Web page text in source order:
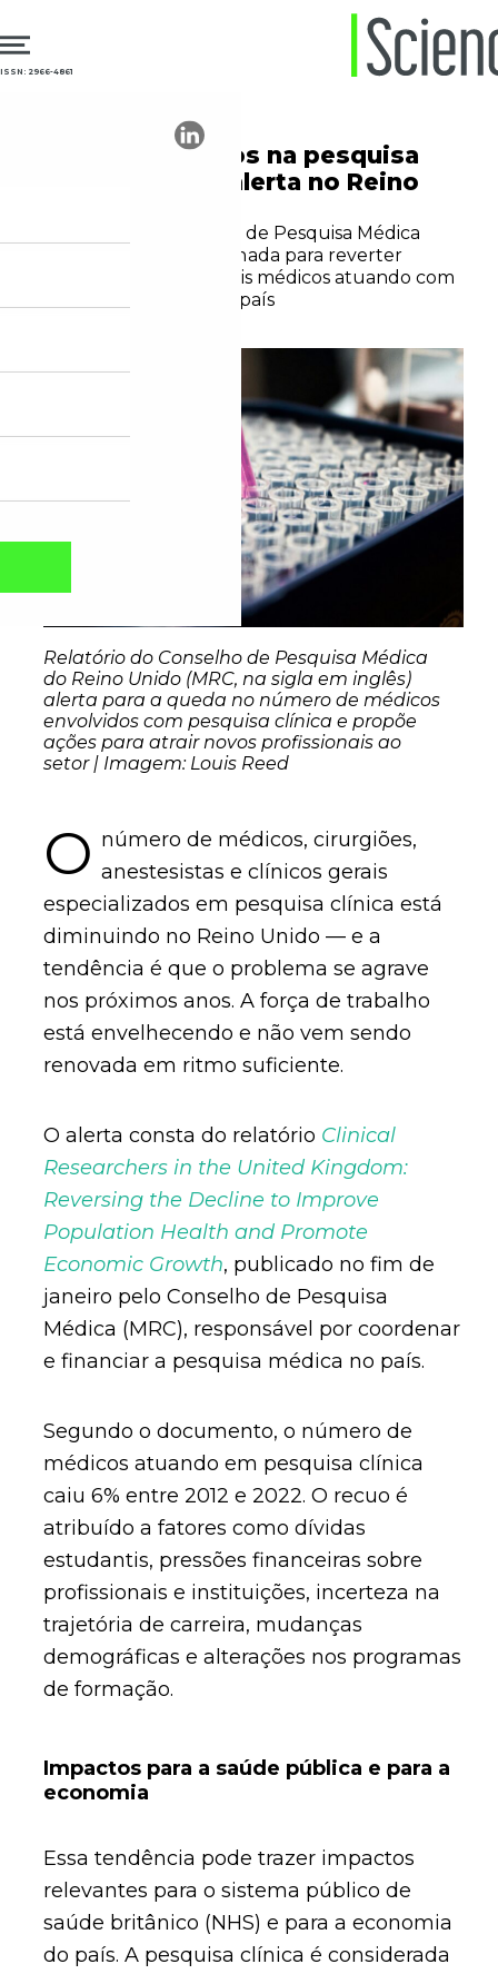
ISSN: 2966-4861
Pesquisa clínica
Falta de médicos na pesquisa
clínica acende alerta no Reino
Relatório do Conselho de Pesquisa Médica
defende ação coordenada para reverter
declínio de profissionais médicos atuando com
pesquisa científica no país
Redação
Relatório do Conselho de Pesquisa Médica
do Reino Unido (MRC, na sigla em inglês)
alerta para a queda no número de médicos
envolvidos com pesquisa clínica e propõe
ações para atrair novos profissionais ao
setor | Imagem: Louis Reed
O número de médicos, cirurgiões,
anestesistas e clínicos gerais
especializados em pesquisa clínica está
diminuindo no Reino Unido — e a
tendência é que o problema se agrave
nos próximos anos. A força de trabalho
está envelhecendo e não vem sendo
renovada em ritmo suficiente.
O alerta consta do relatório Clinical
Researchers in the United Kingdom:
Reversing the Decline to Improve
Population Health and Promote
Economic Growth, publicado no fim de
janeiro pelo Conselho de Pesquisa
Médica (MRC), responsável por coordenar
e financiar a pesquisa médica no país.
Segundo o documento, o número de
médicos atuando em pesquisa clínica
caiu 6% entre 2012 e 2022. O recuo é
atribuído a fatores como dívidas
estudantis, pressões financeiras sobre
profissionais e instituições, incerteza na
trajetória de carreira, mudanças
demográficas e alterações nos programas
de formação.
Impactos para a saúde pública e para a
economia
Essa tendência pode trazer impactos
relevantes para o sistema público de
saúde britânico (NHS) e para a economia
do país. A pesquisa clínica é considerada
Captcha obrigatório
Seu e-mail foi cadastrado com sucesso!